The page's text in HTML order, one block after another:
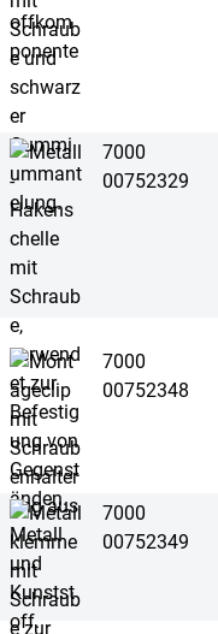
7000
00752329
7000
00752348
7000
00752349